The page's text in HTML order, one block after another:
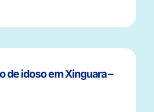
de idoso em Xinguara –